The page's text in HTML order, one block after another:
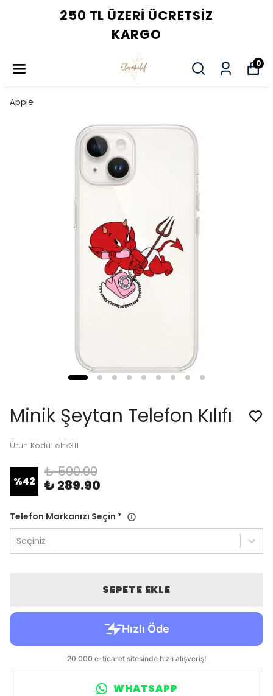
250 TL ÜZERI ÜCRETSIZ
KARGO
0
Apple
Minik Şeytan Telefon Kılıfı
Ürün Kodu: elrk311
%42
₺ 500.00
₺ 289.90
Telefon Markanızı Seçin *
Seçiniz
SEPETE EKLE
WHATSAPP